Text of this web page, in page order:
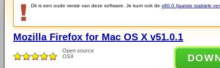
Dit is een oude versie van deze software. Je kunt ook de v80.0 (laatste stabiele
Mozilla Firefox for Mac OS X v51.0.1
Open source
OSX